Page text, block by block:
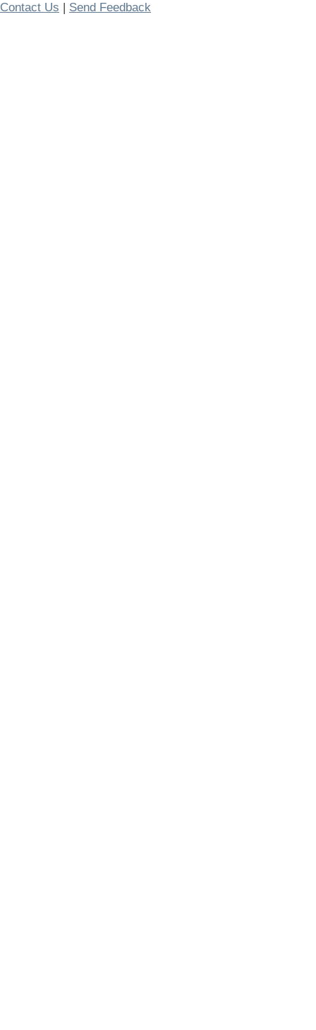
Contact Us | Send Feedback